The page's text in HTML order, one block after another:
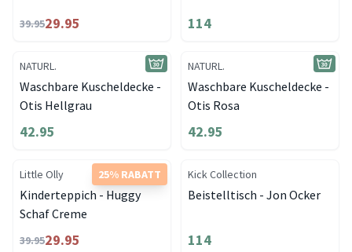
39.9529.95 114
NATURL.
Waschbare Kuscheldecke -
Otis Hellgrau
42.95
NATURL.
Waschbare Kuscheldecke -
Otis Rosa
42.95
25% RABATT
Little Olly
Kinderteppich - Huggy
Schaf Creme
39.9529.95
Kick Collection
Beistelltisch - Jon Ocker
114